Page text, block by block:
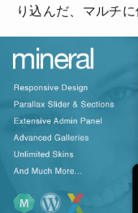
り込んだ、マルチ